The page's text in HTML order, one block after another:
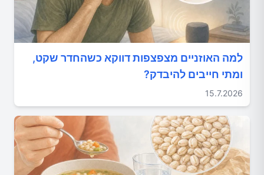
למה האוזניים מצפצפות דווקא כשהחדר שקט,
ומתי חייבים להיבדק?
15.7.2026